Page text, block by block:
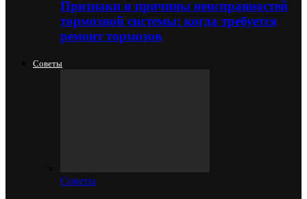
Признаки и причины неисправностей
тормозной системы: когда требуется
ремонт тормозов
Советы
Советы